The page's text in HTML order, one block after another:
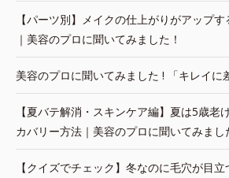
【パーツ別】メイクの仕上がりがアップ
｜美容のプロに聞いてみました！
美容のプロに聞いてみました ! 「キレイに
【夏バテ解消・スキンケア編】夏は5歳老
カバリー方法｜美容のプロに聞いてみまし
【クイズでチェック】冬なのに毛穴が目立